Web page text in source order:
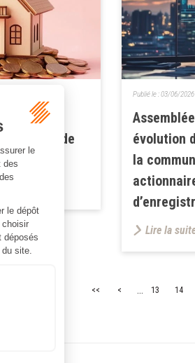
les
à partir de
évolution
la
Publié le :03/06/2026
Lire la
<< < ... 13 14